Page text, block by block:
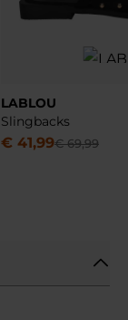
LABLOU
Slingbacks
€ 41,99€ 69,99